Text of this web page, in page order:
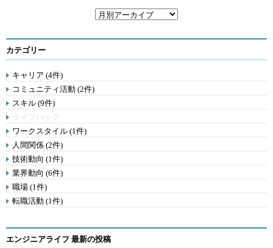
カテゴリー
キャリア (4件)
コミュニティ活動 (2件)
スキル (9件)
ライフハック
ワークスタイル (1件)
人間関係 (2件)
技術動向 (1件)
業界動向 (6件)
職場 (1件)
転職活動 (1件)
エンジニアライフ 最新の投稿